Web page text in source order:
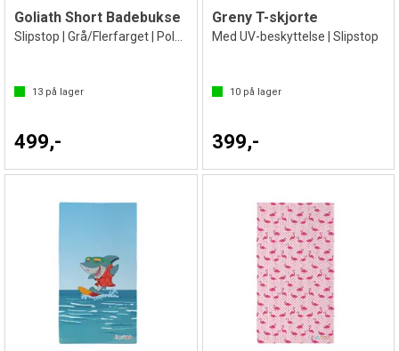
Goliath Short Badebukse
13 på lager
499,-
Greny T-skjorte
Med UV-beskyttelse | Slipstop
10på lager
399,-